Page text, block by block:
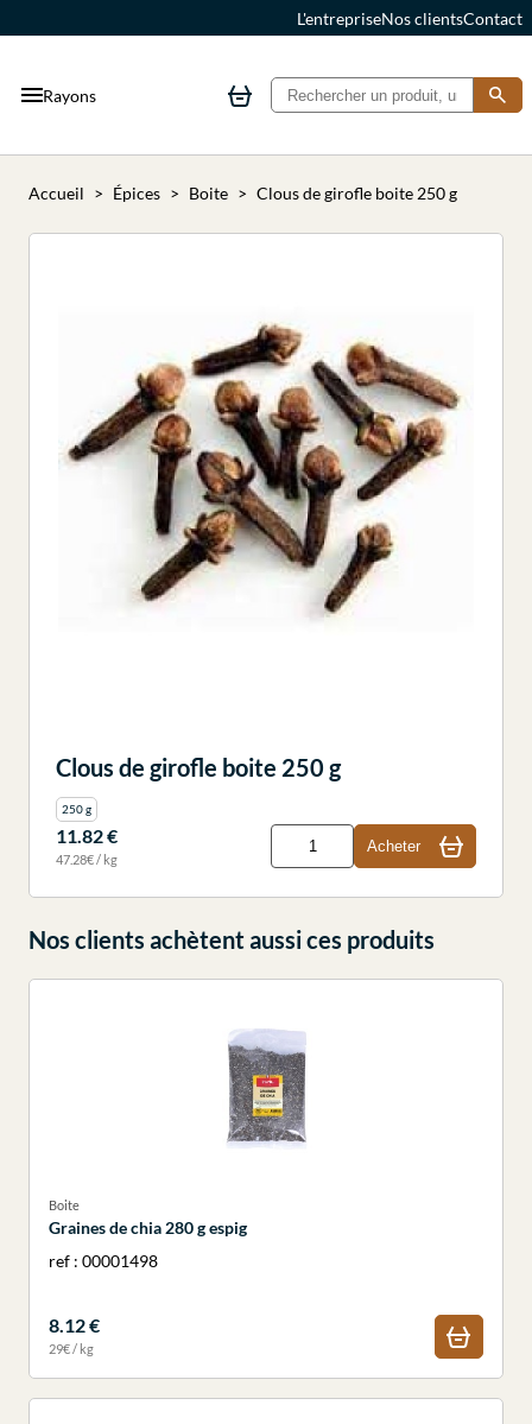
L'entrepriseNos clientsContact
Rayons
Accueil Épices Boite Clous de girofle boite 250 g
Clous de girofle boite 250 g
250 g
11.82 €
47.28€ / kg
Acheter
Nos clients achètent aussi ces produits
Boite
Graines de chia 280 g espig
ref : 00001498
8.12 €
29€ / kg